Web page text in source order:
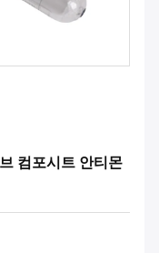
컴포시트 안티몬